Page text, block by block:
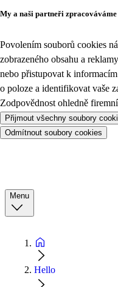
My a naši partneři
Povolením souborů cookies
zobrazeného obsahu a
nebo přistupovat k
o poloze a identifikovat vaše
Zodpovědnost ohledně
Přijmout všechny soubory
Odmítnout soubory cookies
Menu
Hello